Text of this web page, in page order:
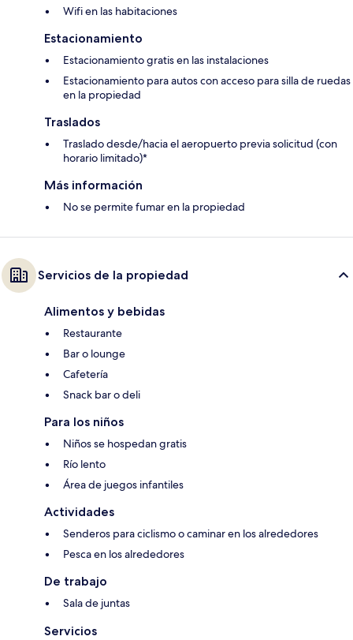
Wifi en las habitaciones
Estacionamiento
Estacionamiento gratis en las instalaciones
Estacionamiento para autos con acceso para silla de ruedas
en la propiedad
Traslados
Traslado desde/hacia el aeropuerto previa solicitud (con
horario limitado)*
Más información
No se permite fumar en la propiedad
Servicios de la propiedad
Alimentos y bebidas
Restaurante
Bar o lounge
Cafetería
Snack bar o deli
Para los niños
Niños se hospedan gratis
Río lento
Área de juegos infantiles
Actividades
Senderos para ciclismo o caminar en los alrededores
Pesca en los alrededores
De trabajo
Sala de juntas
Servicios